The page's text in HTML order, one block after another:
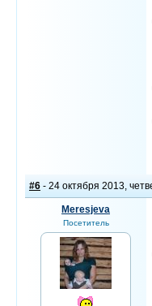
#6 - 24 октября 2013,
Meresjeva
Посетитель